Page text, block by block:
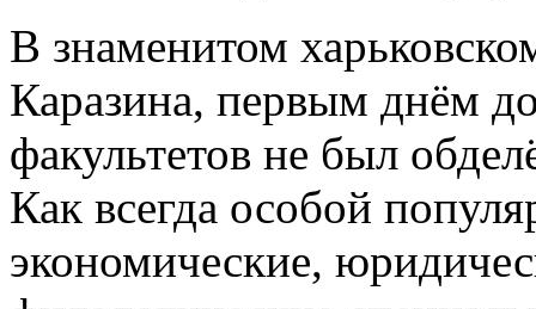
В знаменитом
Каразина, первым днём
факультетов не был
Как всегда особой
экономические,